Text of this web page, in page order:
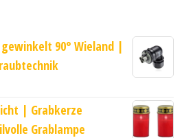
90° Wieland |
| Grabkerze
Grablampe